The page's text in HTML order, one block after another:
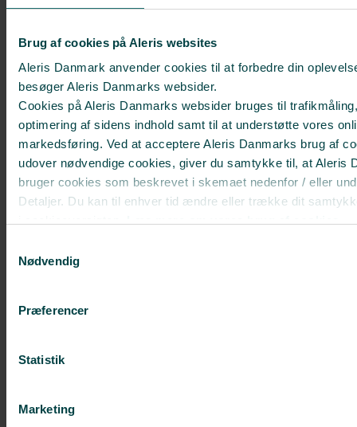
Brug af cookies på Aleris websites
Aleris Danmark anvender cookies til at forbedre din
besøger Aleris Danmarks websider.
Cookies på Aleris Danmarks websider bruges til trafikmåling,
optimering af sidens indhold samt til at understøtte vores
markedsføring. Ved at acceptere Aleris Danmarks brug af
udover nødvendige cookies, giver du samtykke til, at Aleris
bruger cookies som beskrevet i skemaet nedenfor / eller
Detaljer. Du kan til enhver tid ændre eller trække dit
cookies, ikke kan vises korrekt.
Nødvendig
Præferencer
Statistik
Marketing
Læs mere